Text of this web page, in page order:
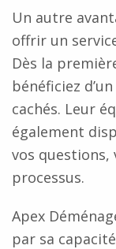
Un autre
offrir un
Dès la
bénéficiez
cachés. Leur
également
vos questions,
processus.
Apex
par sa